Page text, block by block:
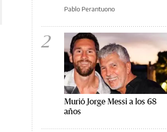
Pablo Perantuono
2
Murió Jorge Messi a los 68
años